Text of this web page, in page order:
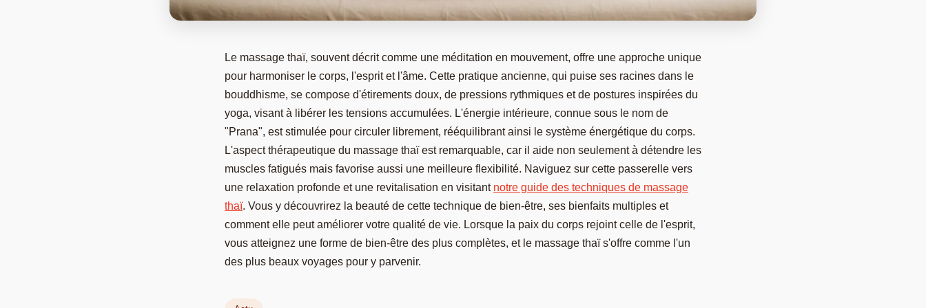
Le massage thaï, souvent décrit comme une méditation en mouvement, offre une approche unique
pour harmoniser le corps, l'esprit et l'âme. Cette pratique ancienne, qui puise ses racines dans le
bouddhisme, se compose d'étirements doux, de pressions rythmiques et de postures inspirées du
yoga, visant à libérer les tensions accumulées. L'énergie intérieure, connue sous le nom de
"Prana", est stimulée pour circuler librement, rééquilibrant ainsi le système énergétique du corps.
L'aspect thérapeutique du massage thaï est remarquable, car il aide non seulement à détendre les
muscles fatigués mais favorise aussi une meilleure flexibilité. Naviguez sur cette passerelle vers
une relaxation profonde et une revitalisation en visitant notre guide des techniques de massage
thaï. Vous y découvrirez la beauté de cette technique de bien-être, ses bienfaits multiples et
comment elle peut améliorer votre qualité de vie. Lorsque la paix du corps rejoint celle de l'esprit,
vous atteignez une forme de bien-être des plus complètes, et le massage thaï s'offre comme l'un
des plus beaux voyages pour y parvenir.